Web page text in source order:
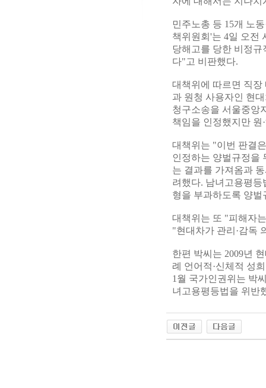
민주노총 등 15개 노
책위원회'는 4일 오전
당해고를 당한 비정
다"고 비판했다.
대책위에 따르면 직장
과 원청 사용자인 현
청구소송을 서울중앙
책임을 인정했지만 원
대책위는 "이번 판결
인정하는 양벌규정을
는 결과를 가져옴과
려했다. 남녀고용평
형을 부과하도록 양
대책위는 또 "피해자
"현대차가 관리·감독
한편 박씨는 2009년
례 언어적·신체적 성
1월 국가인권위는 박
녀고용평등법을 위반